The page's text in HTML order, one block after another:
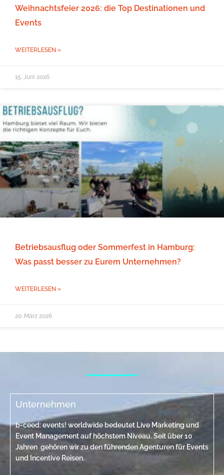
Weihnachtsfeier 2026: die Top Destinationen und
Events
WEITERLESEN »
15. Juni 2026
Betriebsausflug oder Sommerfest in Hamburg:
Was passt besser zu Eurem Unternehmen?
WEITERLESEN »
20. März 2026
Unternehmen
b-ceed: events! worldwide bedeutet Live Marketing und
Event Management auf höchstem Niveau. Seit über 10
Jahren gehören wir zu den führenden Agenturen für Events
und Incentive Reisen.